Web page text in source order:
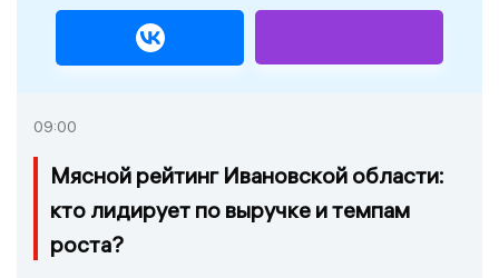
09:00
Мясной рейтинг Ивановской области:
кто лидирует по выручке и темпам
роста?